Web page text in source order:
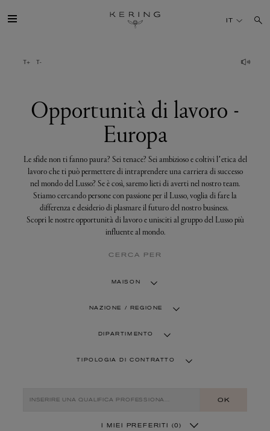
lavoro
SOSTENIBILITÀ
FINANCE
MEDIA
IT
Opportunità di lavoro -
Europa
Le sfide non ti fanno paura? Sei tenace? Sei ambizioso e coltivi l’etica del
lavoro che ti può permettere di intraprendere una carriera di successo
nel mondo del Lusso? Se è così, saremo lieti di averti nel nostro team.
Stiamo cercando persone con passione per il Lusso, voglia di fare la
differenza e desiderio di plasmare il futuro del nostro business.
Scopri le nostre opportunità di lavoro e unisciti al gruppo del Lusso più
influente al mondo.
CERCA PER
MAISON
NAZIONE / REGIONE
DIPARTIMENTO
TIPOLOGIA DI CONTRATTO
OK
I MIEI PREFERITI (0)